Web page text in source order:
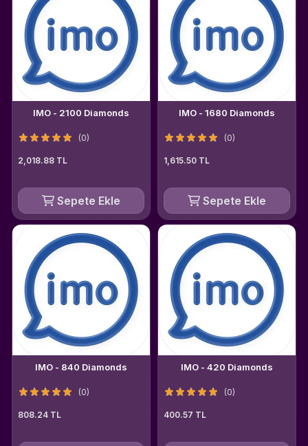
IMO - 2100 Diamonds
(0)
2,018.88 TL
Sepete Ekle
IMO - 1680 Diamonds
(0)
1,615.50 TL
Sepete Ekle
IMO - 840 Diamonds
(0)
808.24 TL
IMO - 420 Diamonds
(0)
400.57 TL